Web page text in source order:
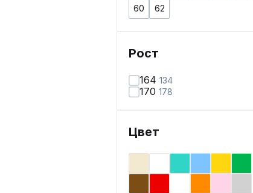
60
62
Рост
164 134
170 178
Цвет